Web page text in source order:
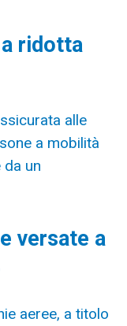
ridotta
alle
a mobilità
un
versate a
aeree, a titolo